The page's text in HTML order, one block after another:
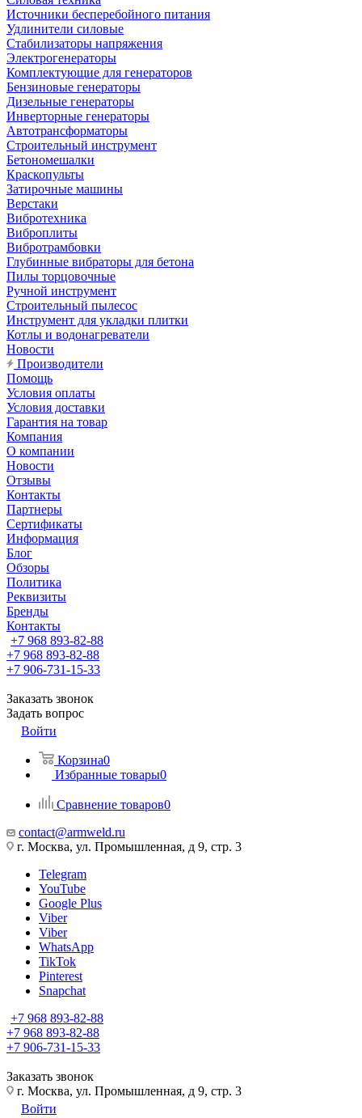
Источники бесперебойного питания
Удлинители силовые
Стабилизаторы напряжения
Электрогенераторы
Комплектующие для генераторов
Бензиновые генераторы
Дизельные генераторы
Инверторные генераторы
Автотрансформаторы
Строительный инструмент
Бетономешалки
Краскопульты
Затирочные машины
Верстаки
Вибротехника
Виброплиты
Вибротрамбовки
Глубинные вибраторы для бетона
Пилы торцовочные
Ручной инструмент
Строительный пылесос
Инструмент для укладки плитки
Котлы и водонагреватели
Новости
Производители
Помощь
Условия оплаты
Условия доставки
Гарантия на товар
Компания
О компании
Новости
Отзывы
Контакты
Партнеры
Сертификаты
Информация
Блог
Обзоры
Политика
Реквизиты
Бренды
Контакты
+7 968 893-82-88
+7 968 893-82-88
+7 906-731-15-33
Заказать звонок
Задать вопрос
Войти
Корзина0
Избранные товары0
Сравнение товаров0
contact@armweld.ru
г. Москва, ул. Промышленная, д 9, стр. 3
Telegram
YouTube
Google Plus
Viber
Viber
WhatsApp
TikTok
Pinterest
Snapchat
+7 968 893-82-88
+7 968 893-82-88
+7 906-731-15-33
Заказать звонок
г. Москва, ул. Промышленная, д 9, стр. 3
Войти